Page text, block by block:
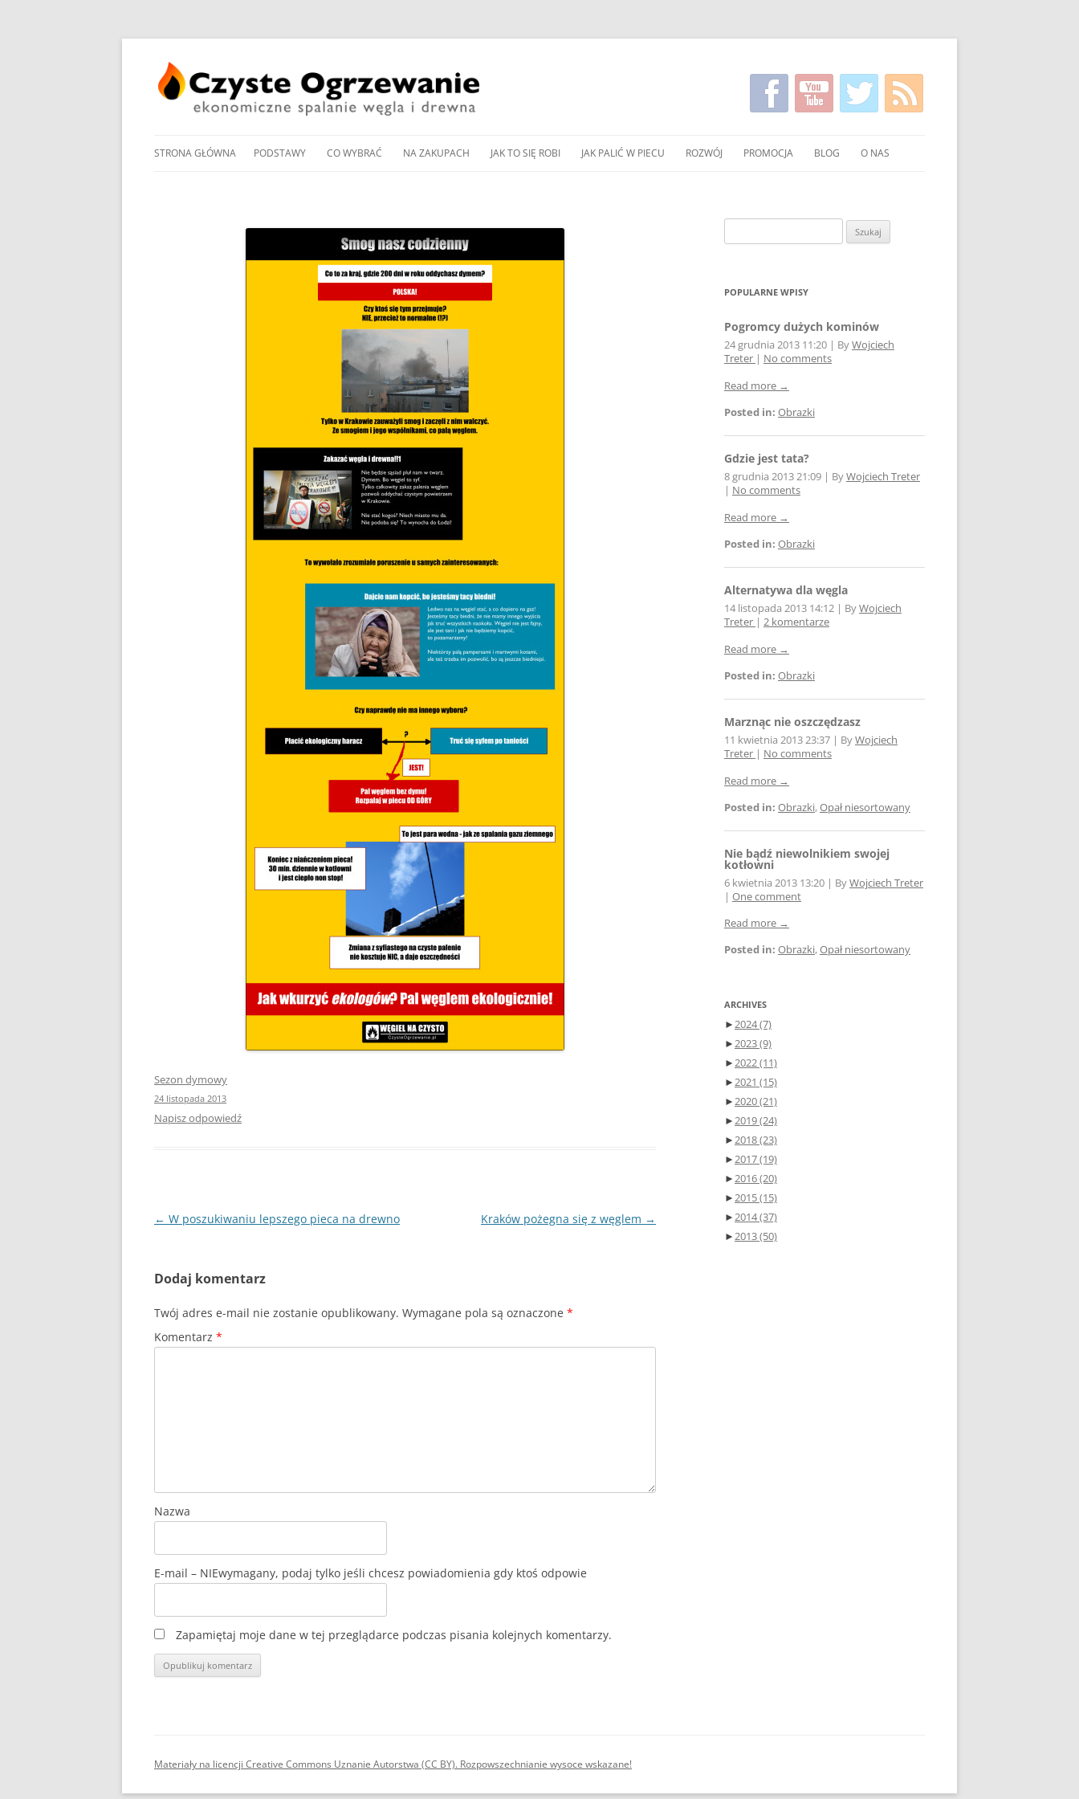
do
STRONA GŁÓWNA PODSTAWY
NORMY EMISJI I SPRAWNOŚCI DLA
DOMOWYCH KOTŁÓW
NA DREWNO / WĘGIEL / PELLET
RODZAJE KOTŁÓW WĘGLOWYCH
KIEDY, ZA CO, ILE TO KOSZTUJE
ZAKAZ PALENIA W PIECACH –
GDZIE JEST, GDZIE BĘDZIE, JAK
JAK PALIĆ DREWNEM
JAK PALIĆ KOKSEM
DYM I SADZA A JAKOŚĆ SPALANIA
PODSTAWOWE PARAMETRY
WĘGLA KAMIENNEGO
CAŁA POLSKA CZYTA
ZE ZROZUMIENIEM RACHUNEK
BRYKIET SŁOMIANY
ZRĘBKA DRZEWNA
GDY BIEDA NIE POZWALA SIĘ
CO WYBRAĆ
KOTŁY AUTOMATYCZNE
NA PELLET
PROMIENNIKI PODCZERWIENI
W OGRZEWANIU MIESZKAŃ
POMPA CIEPŁA POWIETRZNA
CZY GRUNTOWA?
KOMINEK, PIEC – (NIE TYLKO)
REZERWOWE OGRZEWANIE
NOWOCZESNEGO DOMU
POMPA CIEPŁA CZY OGRZEWANIE
GAZOWE
FOTOWOLTAIKA DO OGRZEWANIA
NA ZAKUPACH
ZAKUP KOTŁA NA DREWNO /
WĘGIEL W 2024 ROKU
PRZEGLĄD NOWOCZESNYCH
KOTŁÓW ZASYPOWYCH
NA WĘGIEL I DREWNO
INSTALACJA GRAWITACYJNA –
CZY WARTO WYMIENIAĆ STARE
GRUBE RURY?
JAK CZYTAĆ REKLAMY KOTŁÓW
UŻYWANA, PRZERABIANA –
SMAKACH
JAK TO SIĘ ROBI
DO OGRZEWANIA
SZCZEGÓŁ W KTÓRYM TKWI
NOWE ZASADY ROZLICZENIA
FOTOWOLTAIKI – JAK ŻYĆ?
BUFOR DO POMPY CIEPŁA – KIEDY
POTRZEBNY, JAKA POJEMNOŚĆ?
INSTALACJA GRZEWCZA – JAK
TO SIĘ ROBI
MODERNIZACJA KOTŁA
JAK PALIĆ W PIECU
ROZPALANIE OD GÓRY – PYTANIA
KOROZJA NISKOTEMPERATUROWA
ROZWÓJ
SPALANIE WĘGLA I DREWNA
PROMOCJA
POKAZY EKONOMICZNEGO
ULOTKI I PLAKATY
O PALENIU BEZ DYMU W MEDIACH
BLOG O NAS
Sezon dymowy
24 listopada 2013
Napisz odpowiedź
Zobacz
← W poszukiwaniu lepszego pieca na drewno Kraków pożegna się z węglem →
Dodaj komentarz
Twój adres e-mail nie zostanie opublikowany. Wymagane pola są oznaczone *
Komentarz *
Nazwa
E-mail
Zapamiętaj moje dane w tej przeglądarce podczas pisania kolejnych komentarzy.
POPULARNE WPISY
Pogromcy dużych kominów
24 grudnia 2013 11:20 | ByWojciech
Treter | No comments
Read more →
Posted in: Obrazki
Gdzie jest tata?
8 grudnia 2013 21:09 | ByWojciech Treter
| No comments
Read more →
Posted in: Obrazki
Alternatywa dla węgla
14 listopada 2013 14:12 | ByWojciech
Treter | 2 komentarze
Read more →
Posted in: Obrazki
Marznąc nie oszczędzasz
11 kwietnia 2013 23:37 | ByWojciech
Treter | No comments
Read more →
Posted in: Obrazki,Opał niesortowany
Nie bądź niewolnikiem swojej
kotłowni
6 kwietnia 2013 13:20 | ByWojciech Treter
| One comment
Read more →
Posted in: Obrazki,Opał niesortowany
ARCHIVES
►2024(7)
►2023(9)
►2022(11)
►2021 (15)
►2020(21)
►2019(24)
►2018(23)
►2017(19)
►2016(20)
►2015(15)
►2014(37)
►2013(50)
Materiały na licencji Creative Commons Uznanie Autorstwa (CC BY). Rozpowszechnianie wysoce wskazane!